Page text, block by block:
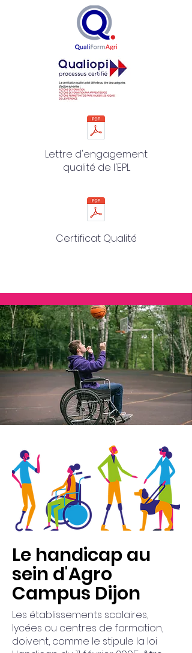
Lettre d'engagement
qualité de l'EPL
Certificat Qualité
Le handicap au
sein d'Agro
Campus Dijon
Les établissements scolaires,
lycées ou centres de formation,
doivent, comme le stipule la loi